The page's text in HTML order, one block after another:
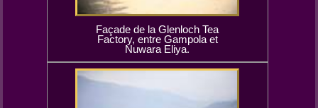
Façade de la Glenloch Tea
Factory, entre Gampola et
Nuwara Eliya.